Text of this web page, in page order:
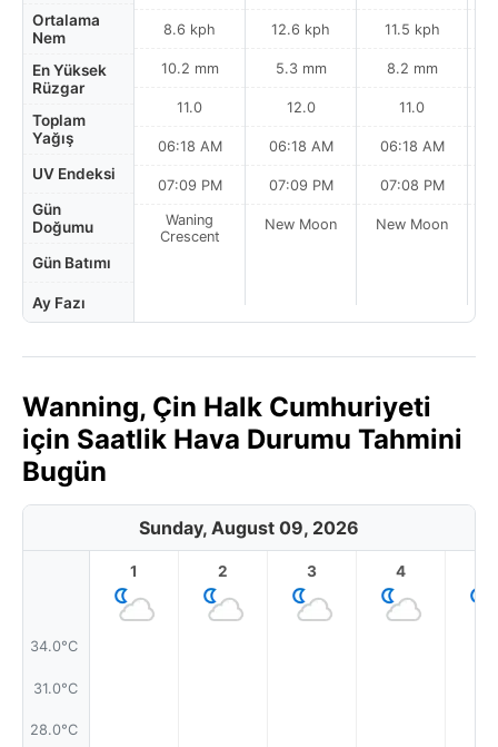
Ortalama
Nem
En Yüksek
Rüzgar
Toplam
Yağış
UV Endeksi
Gün
Doğumu
Gün Batımı
Ay Fazı
8.6 kph
10.2 mm
11.0
06:18 AM
07:09 PM
Waning
Crescent
12.6 kph
5.3 mm
12.0
06:18 AM
07:09 PM
New Moon
11.5 kph
8.2 mm
11.0
06:18 AM
07:08 PM
New Moon
Wanning, Çin Halk Cumhuriyeti
için Saatlik Hava Durumu Tahmini
Bugün
Sunday, August 09, 2026
34.0°C
31.0°C
28.0°C
1 2 3 4